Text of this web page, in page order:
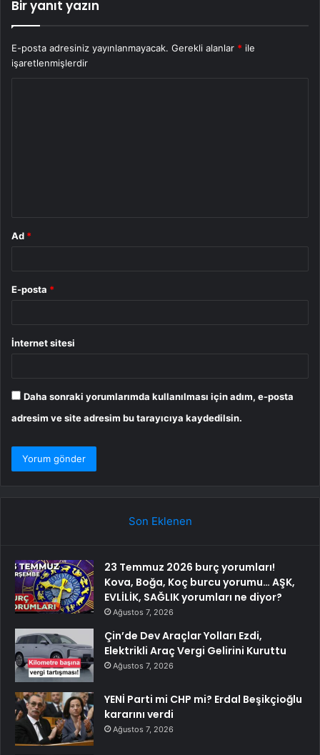
Bir yanıt yazın
E-posta adresiniz yayınlanmayacak. Gerekli alanlar * ile
işaretlenmişlerdir
Ad *
E-posta *
İnternet sitesi
Daha sonraki yorumlarımda kullanılması için adım, e-posta
adresim ve site adresim bu tarayıcıya kaydedilsin.
Son Eklenen
23 Temmuz 2026 burç yorumları!
Kova, Boğa, Koç burcu yorumu… AŞK,
EVLİLİK, SAĞLIK yorumları ne diyor?
Ağustos 7, 2026
Çin’de Dev Araçlar Yolları Ezdi,
Elektrikli Araç Vergi Gelirini Kuruttu
Ağustos 7, 2026
YENİ Parti mi CHP mi? Erdal Beşikçioğlu
kararını verdi
Ağustos 7, 2026